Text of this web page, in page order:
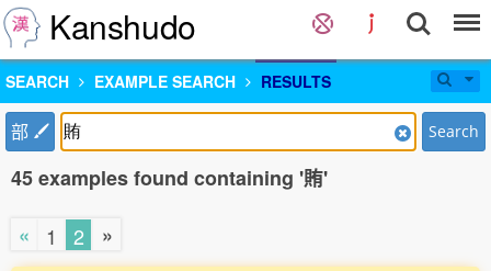
Kanshudo
SEARCH EXAMPLE SEARCH RESULTS
部 Search
45 examples found containing '賄'
« 1 2 »